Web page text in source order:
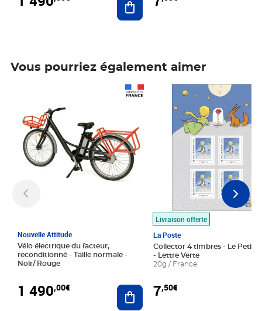
Vous pourriez également aimer
Nouvelle Attitude
Vélo électrique du facteur,
reconditionné - Taille normale -
Noir/ Rouge
1 490,00€ Ajouter au panier
Livraison offerte
La Poste
Collector 4 timbres - Le Petit
- Lettre Verte
20g / France
7,50€
Prix 7,50€